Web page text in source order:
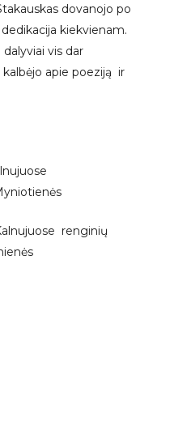
dovanojo po
kiekvienam.
vis dar
apie poeziją ir
renginių